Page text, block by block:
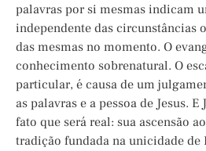
palavras por si mesmas indicam
independente das circunstâncias
das mesmas no momento. O
conhecimento sobrenatural. O
particular, é causa de um
as palavras e a pessoa de Jesus. E
fato que será real: sua ascensão
tradição fundada na unicidade de